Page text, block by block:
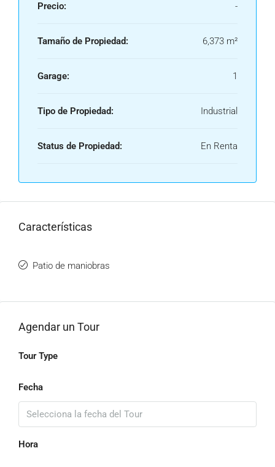
Precio: -
Tamaño de Propiedad: 6,373 m²
Garage: 1
Tipo de Propiedad: Industrial
Status de Propiedad: En Renta
Características
Patio de maniobras
Agendar un Tour
Tour Type
Fecha
Hora